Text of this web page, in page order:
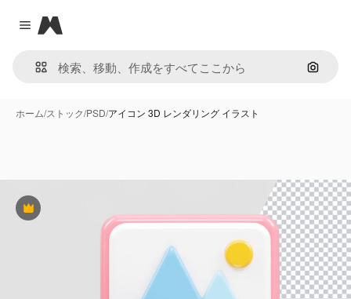
Close menu
Magnific
画像で
ホーム/ストック/PSD/アイコン 3D レンダリング イラスト
Premium